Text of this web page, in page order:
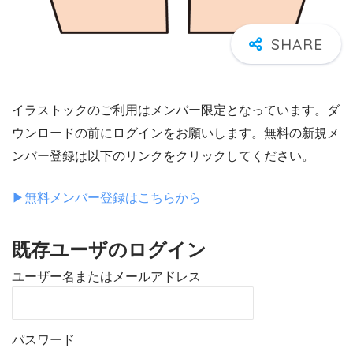
イラストックのご利用はメンバー限定となっています。ダ
ウンロードの前にログインをお願いします。無料の新規メ
ンバー登録は以下のリンクをクリックしてください。
▶︎無料メンバー登録はこちらから
既存ユーザのログイン
ユーザー名またはメールアドレス
パスワード